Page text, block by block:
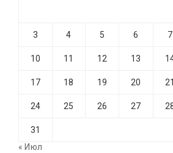
3 4 5 6 7
10 11 12 13
17 18 19 20 21
24 25 26 27
31
« Июл